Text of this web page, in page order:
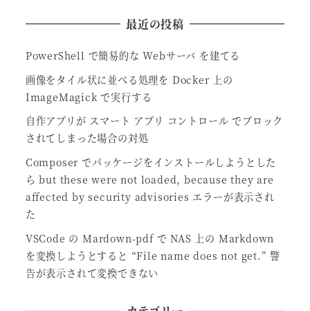
最近の投稿
PowerShell で簡易的な Webサーバ を建てる
画像をタイル状に並べる処理を Docker 上の
ImageMagick で実行する
自作アプリが スマート アプリ コントロール でブロック
されてしまった場合の対処
Composer でパッケージをインストールしようとした
ら but these were not loaded, because they are
affected by security advisories エラーが表示され
た
VSCode の Mardown-pdf で NAS 上の Markdown
を変換しようとすると “File name does not get.” 警
告が表示されて変換できない